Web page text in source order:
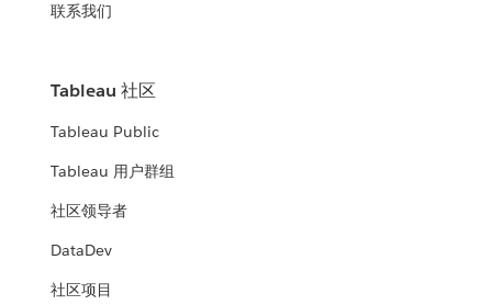
联系我们
Tableau 社区
Tableau Public
Tableau 用户群组
社区领导者
DataDev
社区项目